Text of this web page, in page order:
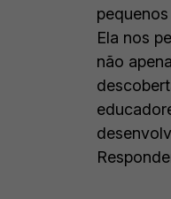
Ela nos
não